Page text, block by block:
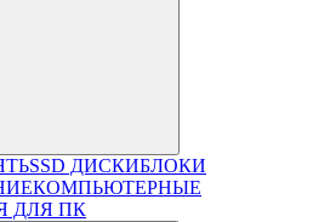
SSD ДИСКИБЛОКИ
КОМПЬЮТЕРНЫЕ
ДЛЯ ПК